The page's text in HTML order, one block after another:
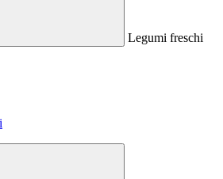
Legumi freschi